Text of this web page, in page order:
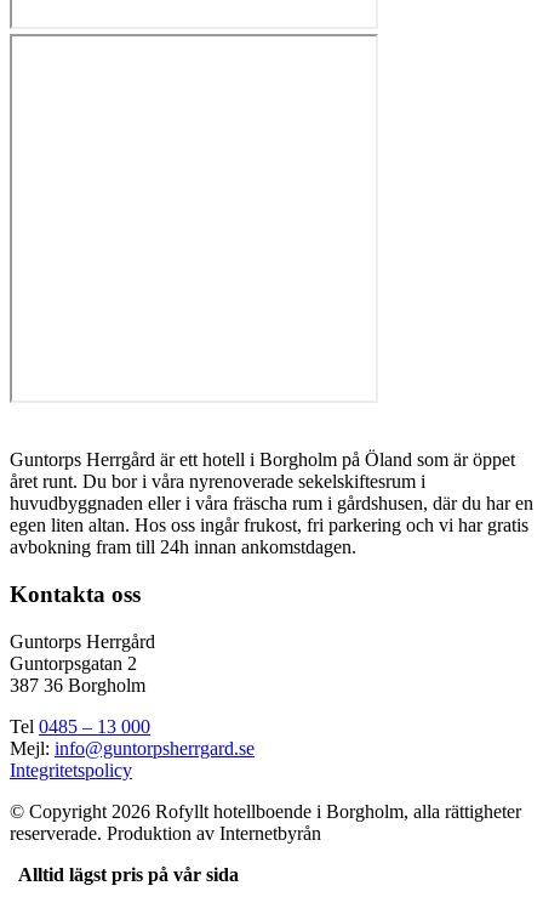
Guntorps Herrgård är ett hotell i Borgholm på Öland som är öppet
året runt. Du bor i våra nyrenoverade sekelskiftesrum i
huvudbyggnaden eller i våra fräscha rum i gårdshusen, där du har en
egen liten altan. Hos oss ingår frukost, fri parkering och vi har gratis
avbokning fram till 24h innan ankomstdagen.
Kontakta oss
Guntorps Herrgård
Guntorpsgatan 2
387 36 Borgholm
Tel 0485 – 13 000
Mejl: info@guntorpsherrgard.se
Integritetspolicy
© Copyright 2026 Rofyllt hotellboende i Borgholm, alla rättigheter
reserverade. Produktion av Internetbyrån
Alltid lägst pris på vår sida